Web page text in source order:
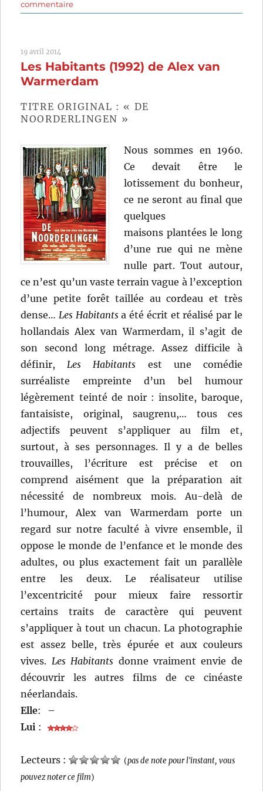
commentairesur
Poulet
de
Claude
19 avril 2014
Les Habitants (1992) de Alex van
Warmerdam
TITRE ORIGINAL : « DE
NOORDERLINGEN »
Nous sommes en 1960.
Ce devait être le
lotissement du bonheur,
ce ne seront au final que
quelques
maisons plantées le long
d’une rue qui ne mène
nulle part. Tout autour,
ce n’est qu’un vaste terrain vague à l’exception
d’une petite forêt taillée au cordeau et très
dense…Les Habitantsa été écrit et réalisé par le
hollandais Alex van Warmerdam, il s’agit de
son second long métrage. Assez difficile à
définir,Les Habitants est une comédie
surréaliste empreinte d’un bel humour
légèrement teinté de noir : insolite, baroque,
fantaisiste, original, saugrenu,… tous ces
adjectifs peuvent s’appliquer au film et,
surtout, à ses personnages. Il y a de belles
trouvailles, l’écriture est précise et on
comprend aisément que la préparation ait
nécessité de nombreux mois. Au-delà de
l’humour, Alex van Warmerdam porte un
regard sur notre faculté à vivre ensemble, il
oppose le monde de l’enfance et le monde des
adultes, ou plus exactement fait un parallèle
entre les deux. Le réalisateur utilise
l’excentricité pour mieux faire ressortir
certains traits de caractère qui peuvent
s’appliquer à tout un chacun. La photographie
est assez belle, très épurée et aux couleurs
vives. Les Habitants donne vraiment envie de
découvrir les autres films de ce cinéaste
néerlandais.
Elle:
–
Lui :
Lecteurs : (pas de note pour l'instant, vous
pouvez noter ce film)